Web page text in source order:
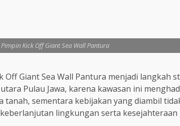
Pimpin Kick Off Giant Sea Wall Pantura
Off Giant Sea Wall Pantura menjadi langkah
Pulau Jawa, karena kawasan ini
sementara kebijakan yang diambil
lingkungan serta kesejahteraan